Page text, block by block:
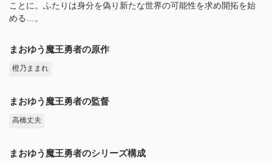
ことに。ふたりは身分を偽り新たな世界の可能性を求め開拓を始
める…。
まおゆう魔王勇者の原作
橙乃ままれ
まおゆう魔王勇者の監督
高橋丈夫
まおゆう魔王勇者のシリーズ構成